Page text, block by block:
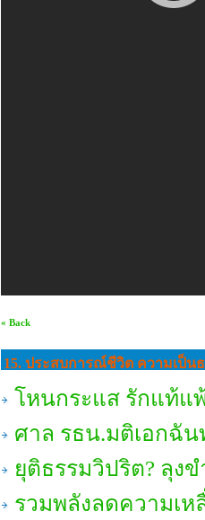
« Back
15. ประสบการณ์ชีวิต ความเป็น
โหนกระแส รักแท้แ
ศาล รธน.มติเอกฉั
ยุติธรรมวิปริต? ลุง
รวมพลังลดความเห